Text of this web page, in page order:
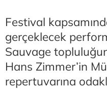
Festival
gerçeklecek
Sauvage
Hans Zimmer’in
repertuvarına